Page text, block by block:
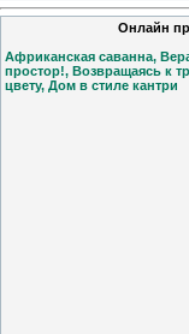
Онлайн
Африканская саванна,
простор!, Возвращаясь к
цвету, Дом в стиле кантри